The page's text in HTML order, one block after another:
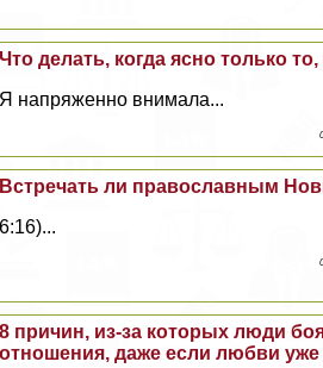
Что делать, когда ясно только
Я напряженно внимала...
Встречать ли православным
6:16)...
8 причин, из-за которых люди
отношения, даже если любви уже